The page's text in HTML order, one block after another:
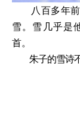
八百多年
雪。雪几乎是
首。
朱子的雪诗